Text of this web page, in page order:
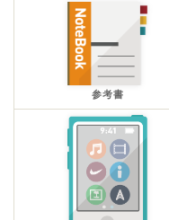
参考書